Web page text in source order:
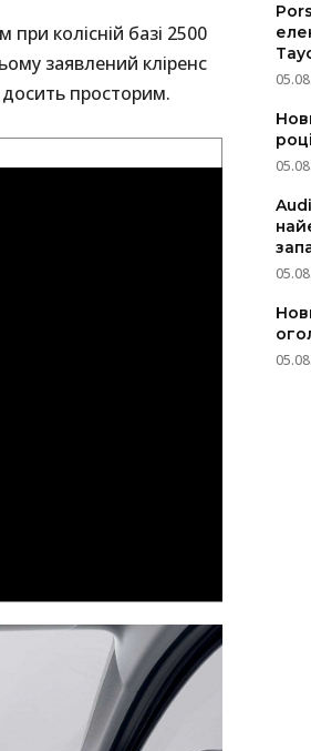
колісній базі 2500
заявлений кліренс
просторим.